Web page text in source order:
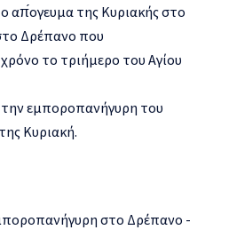
απ́ογευμα της Κυριακής στο
Δρέπανο που
το τριήμερο του Αγίου
εμποροπανήγυρη του
Κυριακή.